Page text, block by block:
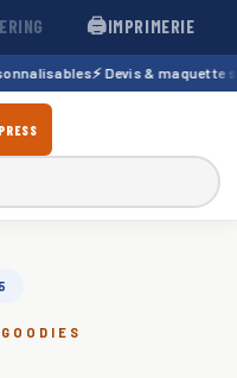
🖨️IMPRIMERIE
⚡ Devis & maquette sous